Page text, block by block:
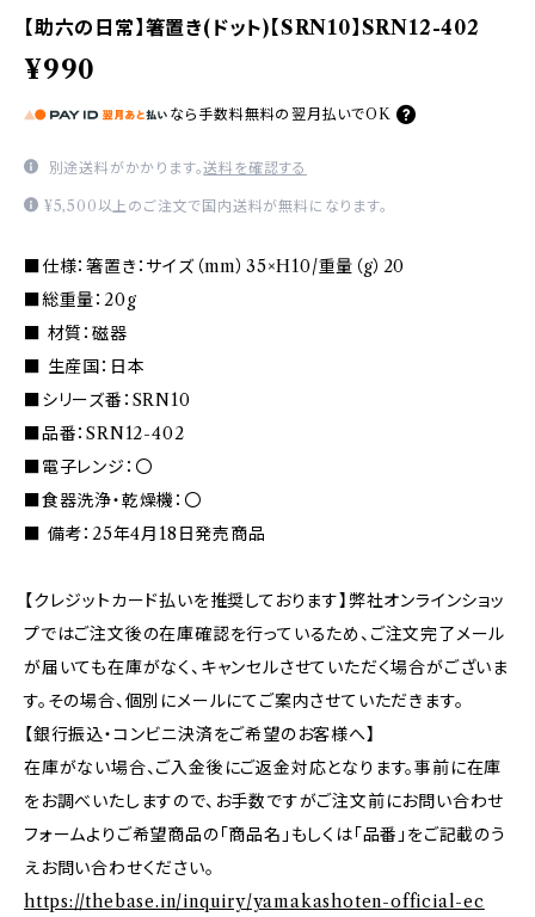
【助六の日常】箸置き(ドット)【SRN10】SRN12-402
¥990
なら 手数料無料の 翌月払いでOK
別途送料がかかります。送料を確認する
¥5,500以上のご注文で国内送料が無料になります。
■仕様：箸置き：サイズ（mm）35×H10/重量（g）20
■総重量：20g
■ 材質：磁器
■ 生産国：日本
■シリーズ番：SRN10
■品番：SRN12-402
■電子レンジ：〇
■食器洗浄・乾燥機：〇
■ 備考：25年4月18日発売商品
【クレジットカード払いを推奨しております】弊社オンラインショッ
プではご注文後の在庫確認を行っているため、ご注文完了メール
が届いても在庫がなく、キャンセルさせていただく場合がございま
す。その場合、個別にメールにてご案内させていただきます。
【銀行振込・コンビニ決済をご希望のお客様へ】
在庫がない場合、ご入金後にご返金対応となります。事前に在庫
をお調べいたしますので、お手数ですがご注文前にお問い合わせ
フォームよりご希望商品の「商品名」もしくは「品番」をご記載のう
えお問い合わせください。
https://thebase.in/inquiry/yamakashoten-official-ec